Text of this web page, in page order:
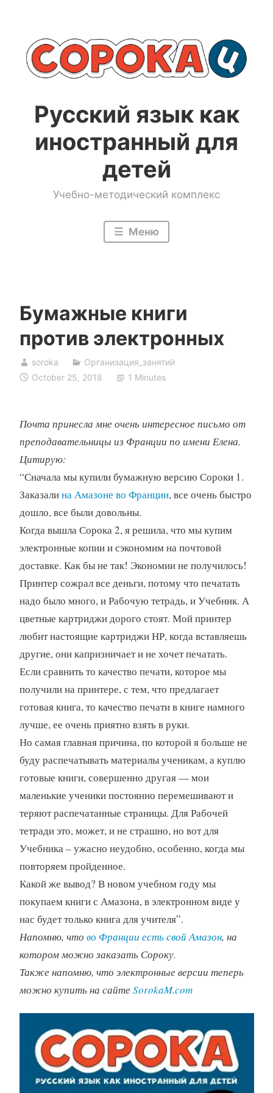
содержимому
Русский язык как
иностранный для
детей
Учебно-методический комплекс
Меню
Бумажные книги
против электронных
soroka
Организация_занятий
October 25, 2018
1 Minutes
Почта принесла мне очень интересное письмо от
преподавательницы из Франции по имени Елена.
Цитирую:
“Сначала мы купили бумажную версию Сороки 1.
Заказалина Амазоне во Франции, все очень быстро
дошло, все были довольны.
Когда вышла Сорока 2, я решила, что мы купим
электронные копии и сэкономим на почтовой
доставке. Как бы не так! Экономии не получилось!
Принтер сожрал все деньги, потому что печатать
надо было много, и Рабочую тетрадь, и Учебник. А
цветные картриджи дорого стоят. Мой принтер
любит настоящие картриджи НР, когда вставляешь
другие, они капризничает и не хочет печатать.
Если сравнить то качество печати, которое мы
получили на принтере, с тем, что предлагает
готовая книга, то качество печати в книге намного
лучше, ее очень приятно взять в руки.
Но самая главная причина, по которой я больше не
буду распечатывать материалы ученикам, а куплю
готовые книги, совершенно другая — мои
маленькие ученики постоянно перемешивают и
теряют распечатанные страницы. Для Рабочей
тетради это, может, и не страшно, но вот для
Учебника – ужасно неудобно, особенно, когда мы
повторяем пройденное.
Какой же вывод? В новом учебном году мы
покупаем книги с Амазона, в электронном виде у
нас будет только книга для учителя”.
Напомню, что во Франции есть свой Амазон, на
котором можно заказать Сороку.
Также напомню, что электронные версии теперь
можно купить на сайте SorokaM.com